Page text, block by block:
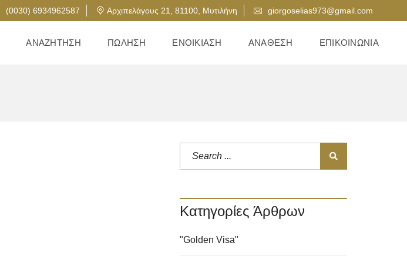
(0030) 6934962587 Αρχιπελάγους 21, 81100, Μυτιλήνη giorgoselias973@gmail.com
ΑΝΑΖΉΤΗΣΗ ΠΏΛΗΣΗ ΕΝΟΙΚΊΑΣΗ ΑΝΆΘΕΣΗ ΕΠΙΚΟΙΝΩΝΊΑ
Κατηγορίες Άρθρων
"Golden Visa"